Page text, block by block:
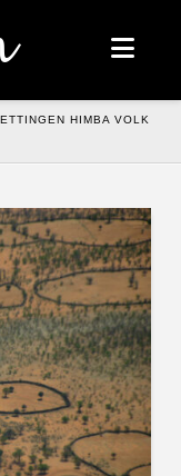
HIMBA VOLK